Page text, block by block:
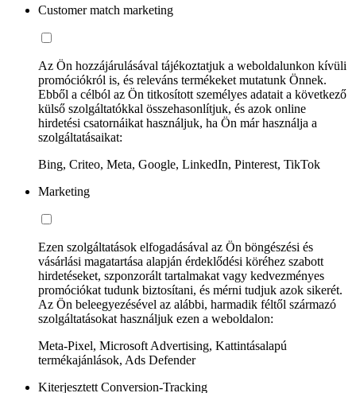
Customer match marketing
Az Ön hozzájárulásával tájékoztatjuk a weboldalunkon kívüli
promóciókról is, és releváns termékeket mutatunk Önnek.
Ebből a célból az Ön titkosított személyes adatait a következő
külső szolgáltatókkal összehasonlítjuk, és azok online
hirdetési csatornáikat használjuk, ha Ön már használja a
szolgáltatásaikat:
Bing, Criteo, Meta, Google, LinkedIn, Pinterest, TikTok
Marketing
Ezen szolgáltatások elfogadásával az Ön böngészési és
vásárlási magatartása alapján érdeklődési köréhez szabott
hirdetéseket, szponzorált tartalmakat vagy kedvezményes
promóciókat tudunk biztosítani, és mérni tudjuk azok sikerét.
Az Ön beleegyezésével az alábbi, harmadik féltől származó
szolgáltatásokat használjuk ezen a weboldalon:
Meta-Pixel, Microsoft Advertising, Kattintásalapú
termékajánlások, Ads Defender
Kiterjesztett Conversion-Tracking